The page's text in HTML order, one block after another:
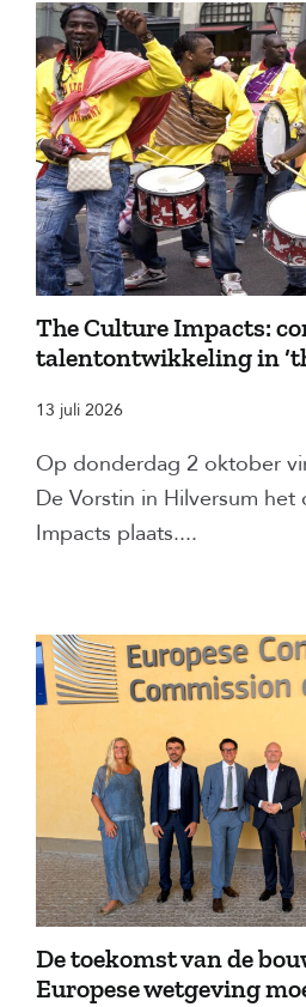
The Culture Impacts:
talentontwikkeling in
13 juli 2026
Op donderdag 2 oktober
De Vorstin in Hilversum
Impacts plaats....
De toekomst van de
Europese wetgeving